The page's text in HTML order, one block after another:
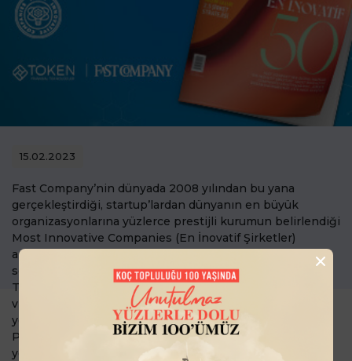
15.02.2023
Fast Company’nin dünyada 2008 yılından bu yana
gerçekleştirdiği, startup’lardan dünyanın en büyük
organizasyonlarına yüzlerce prestijli kurumun belirlendiği
Most Innovative Companies (En İnovatif Şirketler)
araştırması son iki yıldır Türkiye'de de yapılıyor. Bu yılın
sonuçları derginin Aralık/Ocak sayısında yayımlandı.
Token olarak sektöre her zaman yenilikleri getirme
vizyonumuzla geliştirdiğimiz, akaryakıt istasyonlarında
yeni nesil bir ödeme deneyimi sunan Beko 1000 TR
Pompa Yazar Kasa ile “En İnovatif 50” şirket arasında
yerimizi aldık! Başarımıza ortak olan tüm iş ortaklarımıza